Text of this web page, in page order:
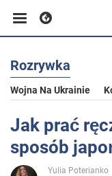
Biznes
Sport
Rozrywka
Rozrywka
Wojna Na Ukrainie
Jak prać
sposób
Yulia Poterianko